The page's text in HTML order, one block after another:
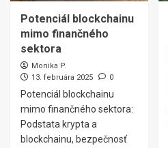
Potenciál blockchainu
mimo finančného
sektora
Monika P.
13. februára 2025
0
Potenciál blockchainu
mimo finančného sektora:
Podstata krypta a
blockchainu, bezpečnosť